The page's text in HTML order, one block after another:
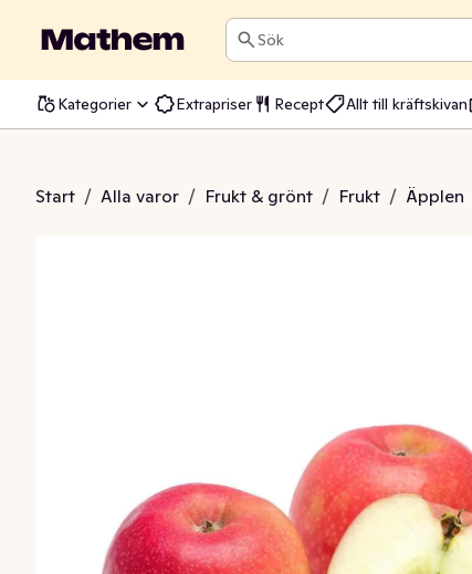
Sök
Kategorier Extrapriser Recept Allt till kräftskivan
Start / Alla varor / Frukt & grönt / Frukt / Äpplen
4-pack Klass1